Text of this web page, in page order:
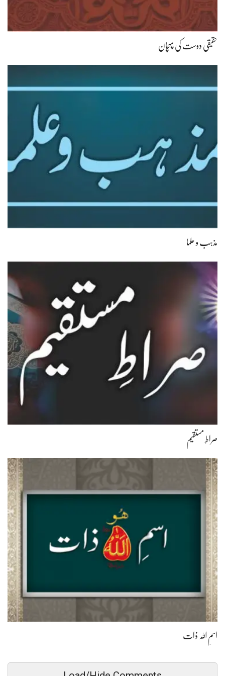
حقیقی دوست کی پہچان
مذہب و علما
صراطِ مستقیم
اسمِ اللہ ذات